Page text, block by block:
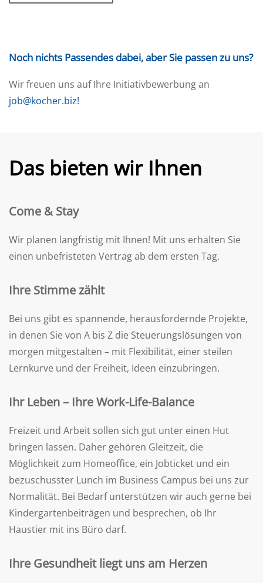
Noch nichts Passendes dabei, aber Sie passen zu uns?
Wir freuen uns auf Ihre Initiativbewerbung an
job@kocher.biz!
Das bieten wir Ihnen
Come & Stay
Wir planen langfristig mit Ihnen! Mit uns erhalten Sie
einen unbefristeten Vertrag ab dem ersten Tag.
Ihre Stimme zählt
Bei uns gibt es spannende, herausfordernde Projekte,
in denen Sie von A bis Z die Steuerungslösungen von
morgen mitgestalten – mit Flexibilität, einer steilen
Lernkurve und der Freiheit, Ideen einzubringen.
Ihr Leben – Ihre Work-Life-Balance
Freizeit und Arbeit sollen sich gut unter einen Hut
bringen lassen. Daher gehören Gleitzeit, die
Möglichkeit zum Homeoffice, ein Jobticket und ein
bezuschusster Lunch im Business Campus bei uns zur
Normalität. Bei Bedarf unterstützen wir auch gerne bei
Kindergartenbeiträgen und besprechen, ob Ihr
Haustier mit ins Büro darf.
Ihre Gesundheit liegt uns am Herzen